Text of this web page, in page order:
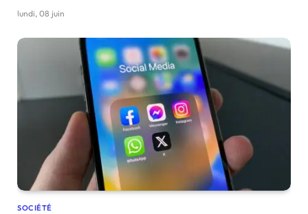
lundi, 08 juin
SOCIÉTÉ